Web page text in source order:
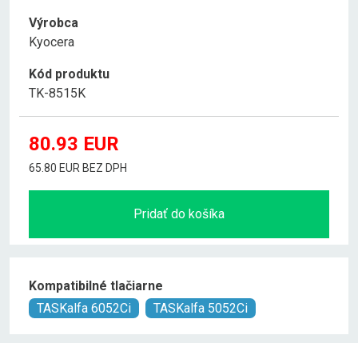
Výrobca
Kyocera
Kód produktu
TK-8515K
80.93 EUR
65.80 EUR BEZ DPH
Pridať do košíka
Kompatibilné tlačiarne
TASKalfa 6052Ci
TASKalfa 5052Ci